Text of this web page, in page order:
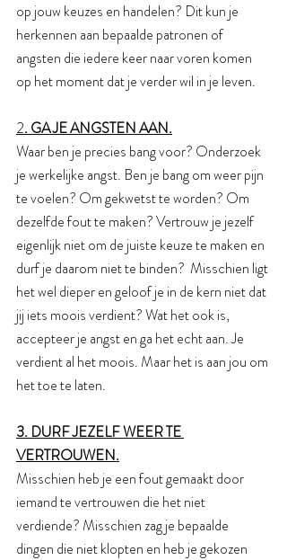
op jouw keuzes en handelen? Dit kun je
herkennen aan bepaalde patronen of
angsten die iedere keer naar voren komen
op het moment dat je verder wil in je leven.
2. GA JE ANGSTEN AAN.
Waar ben je precies bang voor? Onderzoek
je werkelijke angst. Ben je bang om weer pijn
te voelen? Om gekwetst te worden? Om
dezelfde fout te maken? Vertrouw je jezelf
eigenlijk niet om de juiste keuze te maken en
durf je daarom niet te binden?  Misschien ligt
het wel dieper en geloof je in de kern niet dat
jij iets moois verdient? Wat het ook is,
accepteer je angst en ga het echt aan. Je
verdient al het moois. Maar het is aan jou om
het toe te laten.
3. DURF JEZELF WEER TE
VERTROUWEN.
Misschien heb je een fout gemaakt door
iemand te vertrouwen die het niet
verdiende? Misschien zag je bepaalde
dingen die niet klopten en heb je gekozen